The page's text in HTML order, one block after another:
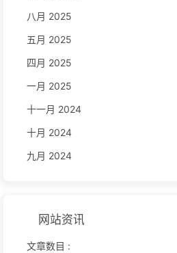
八月 2025
五月 2025
四月 2025
一月 2025
十一月 2024
十月 2024
九月 2024
网站资讯
文章数目 :